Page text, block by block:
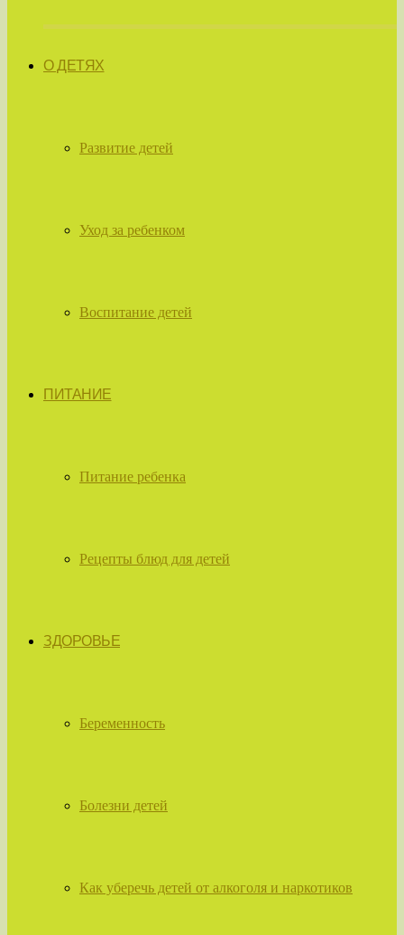
О ДЕТЯХ
Развитие детей
Уход за ребенком
Воспитание детей
ПИТАНИЕ
Питание ребенка
Рецепты блюд для детей
ЗДОРОВЬЕ
Беременность
Болезни детей
Как уберечь детей от алкоголя и наркотиков